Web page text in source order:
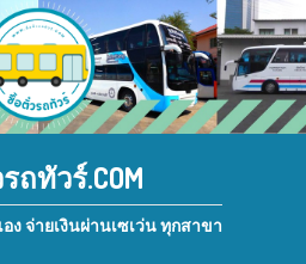
ถทัวร์.COM
ง จ่ายเงินผ่านเซเว่น ทุกสาขา